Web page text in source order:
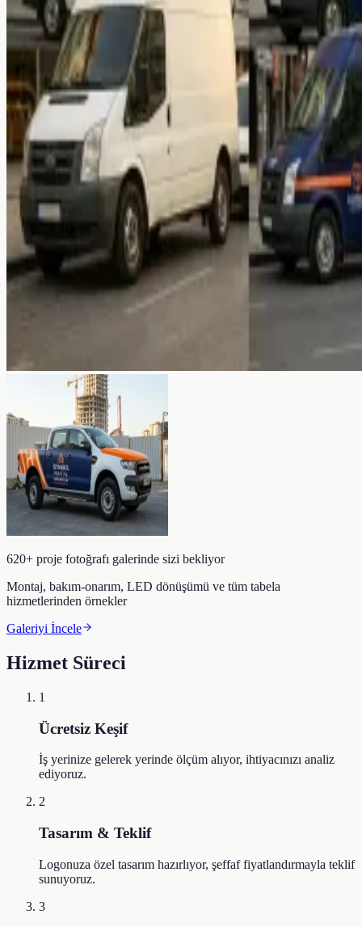
620+ proje fotoğrafı galerinde sizi bekliyor
Montaj, bakım-onarım, LED dönüşümü ve tüm tabela
hizmetlerinden örnekler
Galeriyi İncele
Hizmet Süreci
1
Ücretsiz Keşif
İş yerinize gelerek yerinde ölçüm alıyor, ihtiyacınızı analiz
ediyoruz.
2
Tasarım & Teklif
Logonuza özel tasarım hazırlıyor, şeffaf fiyatlandırmayla teklif
sunuyoruz.
3